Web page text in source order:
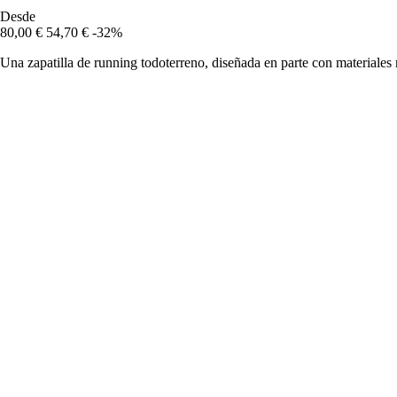
Desde
80,00 € 54,70 € -32%
Una zapatilla de running todoterreno, diseñada en parte con materiales